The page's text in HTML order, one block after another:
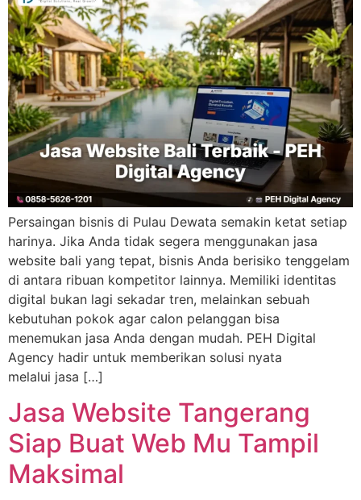
Persaingan bisnis di Pulau Dewata semakin ketat setiap
harinya. Jika Anda tidak segera menggunakan jasa
website bali yang tepat, bisnis Anda berisiko tenggelam
di antara ribuan kompetitor lainnya. Memiliki identitas
digital bukan lagi sekadar tren, melainkan sebuah
kebutuhan pokok agar calon pelanggan bisa
menemukan jasa Anda dengan mudah. PEH Digital
Agency hadir untuk memberikan solusi nyata
melalui jasa […]
Jasa Website Tangerang
Siap Buat Web Mu Tampil
Maksimal